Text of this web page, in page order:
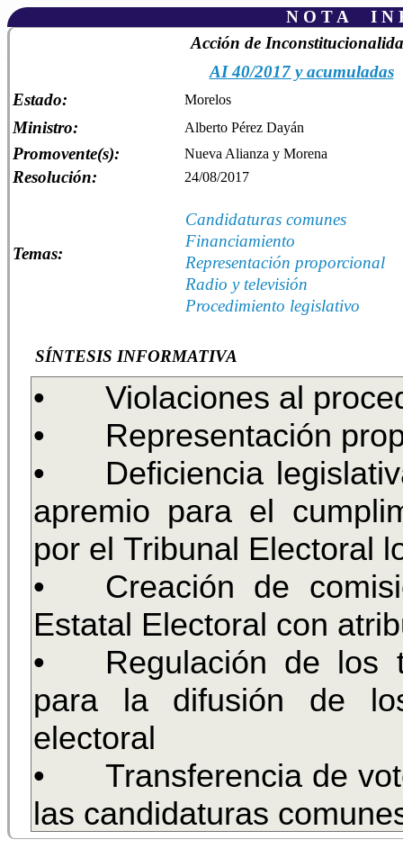
N O T A I N
Acción de
AI 40/2017 y acumuladas
Estado:
Morelos
Ministro: Alberto Pérez Dayán
Promovente(s): Nueva Alianza y Morena
Resolución: 24/08/2017
Temas:
Candidaturas comunes
Financiamiento
Representación proporcional
Radio y televisión
Procedimiento legislativo
SÍNTESIS INFORMATIVA